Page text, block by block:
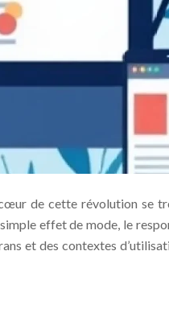
de cette révolution se
effet de mode, le
et des contextes